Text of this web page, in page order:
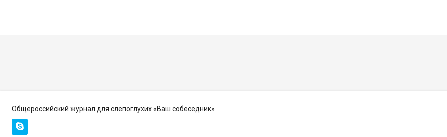
Общероссийский журнал для слепоглухих «Ваш собеседник»